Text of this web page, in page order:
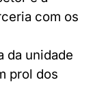
com os
da unidade
prol dos